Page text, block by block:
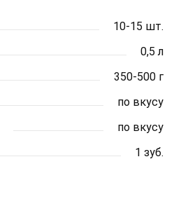
10-15 шт.
0,5 л
350-500 г
по вкусу
по вкусу
1 зуб.